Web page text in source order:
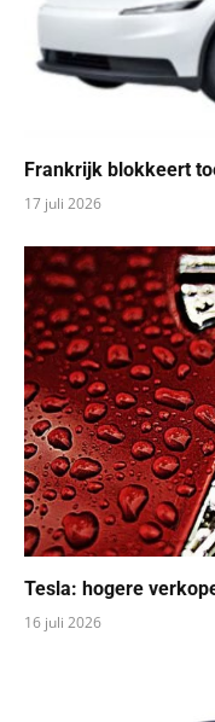
Frankrijk blokkeert
17 juli 2026
Tesla: hogere
16 juli 2026